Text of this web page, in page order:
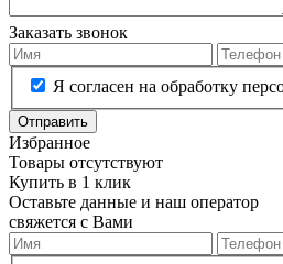
Заказать звонок
Я согласен на обработку
Отправить
Избранное
Товары отсутствуют
Купить в 1 клик
Оставьте данные и наш оператор
свяжется с Вами